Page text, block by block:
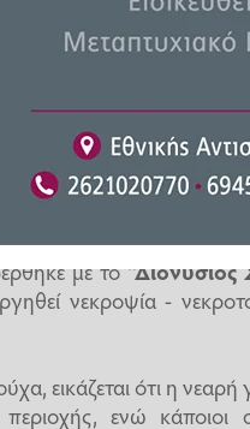
θαλάσσια περιοχή
γυναίκα.
σημείο, όπου
ρούχα της, η
γυναίκα.
με το
νεκροψία -
εικάζεται ότι η νεαρή
ενώ κάποιοι